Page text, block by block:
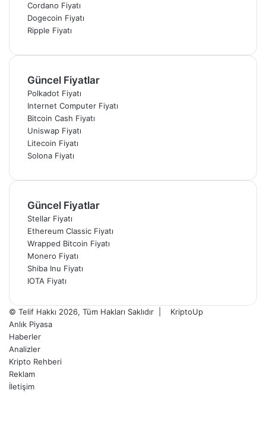
Cordano Fiyatı
Dogecoin Fiyatı
Ripple Fiyatı
Güncel Fiyatlar
Polkadot Fiyatı
Internet Computer Fiyatı
Bitcoin Cash Fiyatı
Uniswap Fiyatı
Litecoin Fiyatı
Solona Fiyatı
Güncel Fiyatlar
Stellar Fiyatı
Ethereum Classic Fiyatı
Wrapped Bitcoin Fiyatı
Monero Fiyatı
Shiba Inu Fiyatı
IOTA Fiyatı
© Telif Hakkı 2026, Tüm Hakları Saklıdır |
KriptoUp
Anlık Piyasa
Haberler
Analizler
Kripto Rehberi
Reklam
İletişim